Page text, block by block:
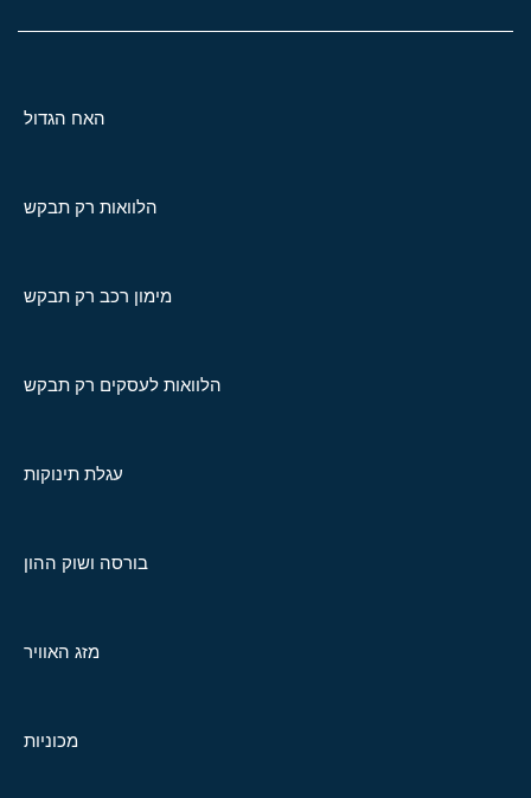
האח הגדול
הלוואות רק תבקש
מימון רכב רק תבקש
הלוואות לעסקים רק תבקש
עגלת תינוקות
בורסה ושוק ההון
מזג האוויר
מכוניות